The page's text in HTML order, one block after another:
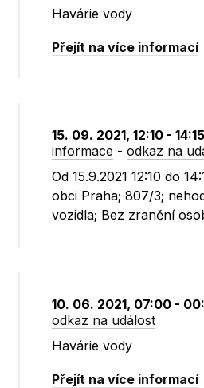
Havárie vody
Přejít na více informací
15. 09. 2021, 12:10 - 14:15
informace -odkaz na
Od 15.9.2021 12:10 do
obci Praha; 807/3;
vozidla; Bez zranění
10. 06. 2021, 07:00 -
odkaz na událost
Havárie vody
Přejít na více informací